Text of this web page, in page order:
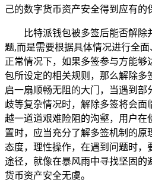
己的数字货币资产安全得到应有的
比特派钱包被多签后能否解除
题,而是需要根据具体情况进行全
正常情况下，如果多签参与方能够
包所设定的相关规则，那么解除多
启一扇顺畅无阻的大门，当遇到部
歧等复杂情况时，解除多签将会面
越一道道艰难险阻的沟壑，用户在
置时，应当充分了解多签机制的原
态度，理性操作，在遇到问题时，
途径，就像在暴风雨中寻找坚固的
货币资产安全无虞。